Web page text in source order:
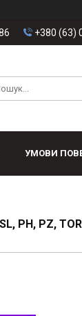
+380 (63)
УМОВИ
PH, PZ,